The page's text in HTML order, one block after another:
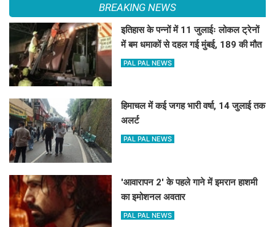
BREAKING NEWS
इतिहास के पन्नों में 11 जुलाईः लोकल ट्रेनों
में बम धमाकों से दहल गई मुंबई, 189 की मौत
PAL PAL NEWS
हिमाचल में कई जगह भारी वर्षा, 14 जुलाई तक
अलर्ट
PAL PAL NEWS
'आवारापन 2' के पहले गाने में इमरान हाशमी
का इमोशनल अवतार
PAL PAL NEWS